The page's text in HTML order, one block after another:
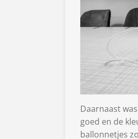
Daarnaast
goed en de
ballonnetjes